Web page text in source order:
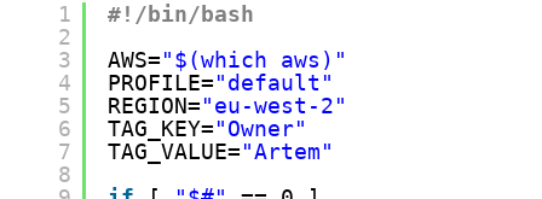
1
2
3
4
5
6
7
8
#!/bin/bash
AWS="$(which aws)"
PROFILE="default"
REGION="eu-west-2"
TAG_KEY="Owner"
TAG_VALUE="Artem"